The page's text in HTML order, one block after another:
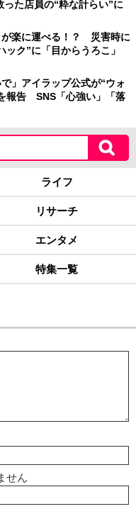
た店員の“粋な計らい”に
が楽に運べる！？ 災害時に
ク”に「目からうろこ」
」アイラップ公式が“ウォ
報告 SNS「心強い」「落
ライフ
リサーチ
エンタメ
特集一覧
せん